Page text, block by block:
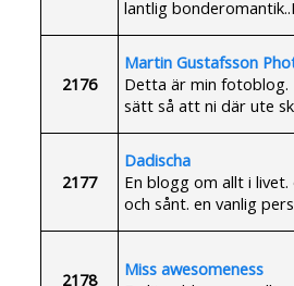
lantlig
2176
Martin Gustafsson
Detta är min fotoblog.
sätt så att ni där ute
2177
Dadischa
En blogg om allt i
och sånt. en vanlig
2178
Miss awesomeness